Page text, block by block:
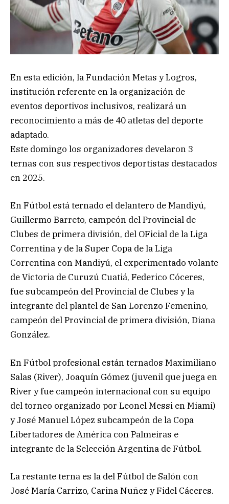
En esta edición, la Fundación Metas y Logros,
institución referente en la organización de
eventos deportivos inclusivos, realizará un
reconocimiento a más de 40 atletas del deporte
adaptado.
Este domingo los organizadores develaron 3
ternas con sus respectivos deportistas destacados
en 2025.
En Fútbol está ternado el delantero de Mandiyú,
Guillermo Barreto, campeón del Provincial de
Clubes de primera división, del OFicial de la Liga
Correntina y de la Super Copa de la Liga
Correntina con Mandiyú, el experimentado volante
de Victoria de Curuzú Cuatiá, Federico Cóceres,
fue subcampeón del Provincial de Clubes y la
integrante del plantel de San Lorenzo Femenino,
campeón del Provincial de primera división, Diana
González.
En Fútbol profesional están ternados Maximiliano
Salas (River), Joaquín Gómez (juvenil que juega en
River y fue campeón internacional con su equipo
del torneo organizado por Leonel Messi en Miami)
y José Manuel López subcampeón de la Copa
Libertadores de América con Palmeiras e
integrante de la Selección Argentina de Fútbol.
La restante terna es la del Fútbol de Salón con
José María Carrizo, Carina Nuñez y Fidel Cáceres.